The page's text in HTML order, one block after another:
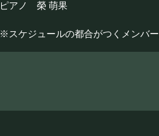
ピアノ 榮 萌果
※スケジュールの都合がつくメンバ